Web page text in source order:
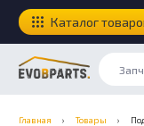
Каталог
Главная › Товары ›